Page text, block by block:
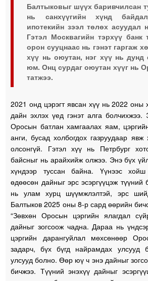
Балтыковыг шүүх баривчилсан
нь санхүүгийн хүнд
ипотекийн зээл төлөх асуудал
Гэтэл Москвагийн тэрхүү банк
орон сууцнаас нь гэнэт гаргаж
хүү нь оюутан, нэг хүү нь дунд
юм. Онц сурдаг оюутан хүүг нь
татжээ.
2021 онд цэрэгт явсан хүү нь 2022
дайн эхлэх үед гэнэт алга
Оросын батлан хамгаалах яам,
анги, бусад холбогдох газруудаар явж
олсонгүй. Гэтэл хүү нь Петрбург
байсныг нь арайхийж олжээ. Энэ бүх
хүндээр туссан байна. Үүнээс
өдөөсөн дайныг эрс эсэргүүцэж түүний
нь улам хурц шүүмжлэлтэй, эрс
Балтыков 2025 оны 8-р сард өөрийн
“Зөвхөн Оросын цэргийн ялагдал
дайныг зогсоож чадна. Дараа нь
цэргийн дарангуйлал мөхсөнөөр
задарч, бүх бүгд найрамдах улсууд
улсууд болно. Өөр юү ч энэ дайныг
бичжээ. Түүний энэхүү дайныг